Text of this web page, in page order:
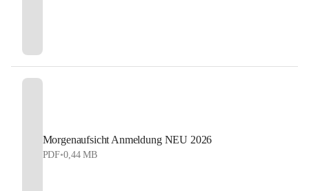
Morgenaufsicht Anmeldung NEU 2026
PDF•0,44 MB